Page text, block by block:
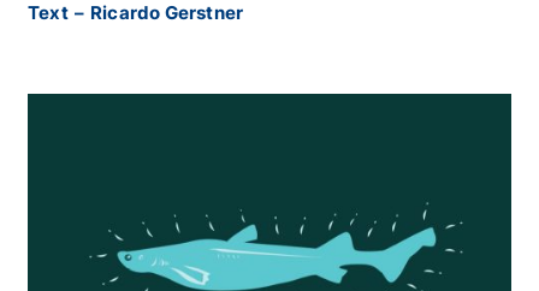
Text – Ricardo Gerstner